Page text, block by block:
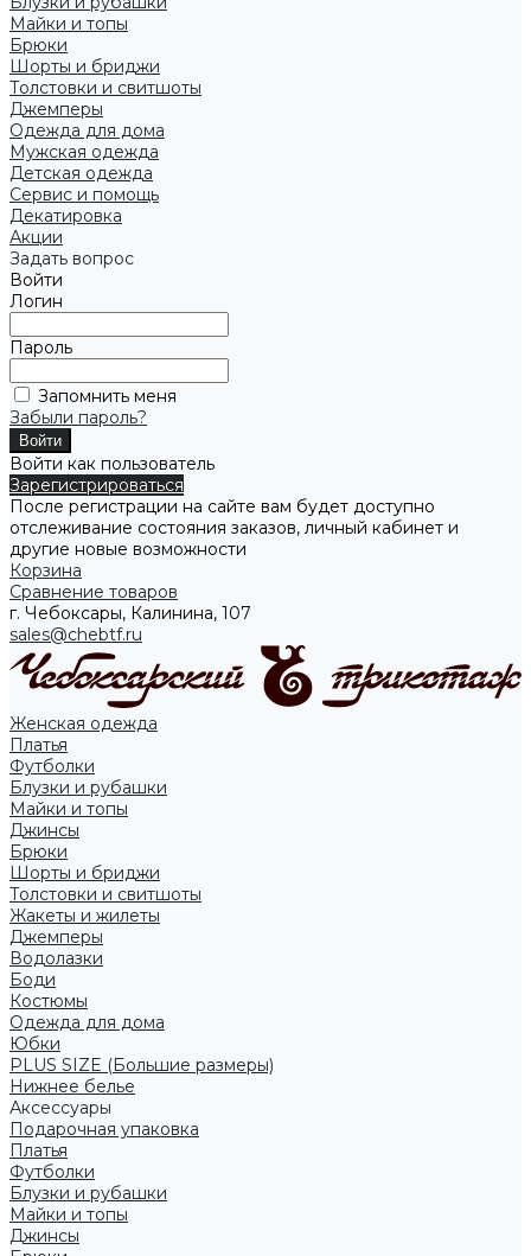
Майки и топы
Брюки
Шорты и бриджи
Толстовки и свитшоты
Джемперы
Одежда для дома
Мужская одежда
Детская одежда
Сервис и помощь
Декатировка
Акции
Задать вопрос
Войти
Логин
Пароль
Запомнить меня
Забыли пароль?
Войти как пользователь
Зарегистрироваться
После регистрации на сайте вам будет доступно
отслеживание состояния заказов, личный кабинет и
другие новые возможности
Корзина
Сравнение товаров
г. Чебоксары, Калинина, 107
sales@chebtf.ru
Женская одежда
Платья
Футболки
Блузки и рубашки
Майки и топы
Джинсы
Брюки
Шорты и бриджи
Толстовки и свитшоты
Жакеты и жилеты
Джемперы
Водолазки
Боди
Костюмы
Одежда для дома
Юбки
PLUS SIZE (Большие размеры)
Нижнее белье
Аксессуары
Подарочная упаковка
Платья
Футболки
Блузки и рубашки
Майки и топы
Джинсы